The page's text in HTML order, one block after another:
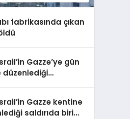
fabrikasında çıkan
Gazze’ye gün
düzenlediği
Gazze kentine
saldırıda biri